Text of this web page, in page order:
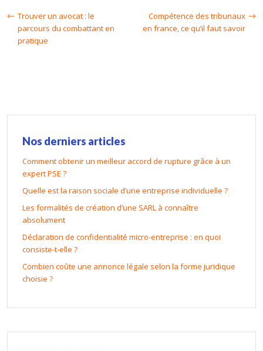
Trouver un avocat : le
parcours du combattant en
pratique
Compétence des tribunaux
en france, ce qu’il faut savoir
Nos derniers articles
Comment obtenir un meilleur accord de rupture grâce à un
expert PSE ?
Quelle est la raison sociale d’une entreprise individuelle ?
Les formalités de création d’une SARL à connaître
absolument
Déclaration de confidentialité micro-entreprise : en quoi
consiste-t-elle ?
Combien coûte une annonce légale selon la forme juridique
choisie ?